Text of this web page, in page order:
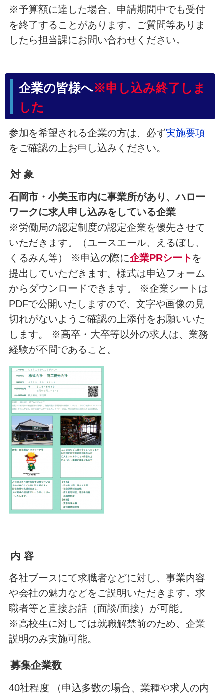
※予算額に達した場合、申請期間中でも受付
を終了することがあります。ご質問等ありま
したら担当課にお問い合わせください。
企業の皆様へ※申し込み終了しま
した
参加を希望される企業の方は、必ず実施要項
をご確認の上お申し込みください。
対 象
石岡市・小美玉市内に事業所があり、ハロー
ワークに求人申し込みをしている企業
※労働局の認定制度の認定企業を優先させて
いただきます。（ユースエール、えるぼし、
くるみん等） ※申込の際に企業PRシート を
提出していただきます。様式は申込フォーム
からダウンロードできます。 ※企業シートは
PDFで公開いたしますので、文字や画像の見
切れがないようご確認の上添付をお願いいた
します。 ※高卒・大卒等以外の求人は、業務
経験が不問であること。
内 容
各社ブースにて求職者などに対し、事業内容
や会社の魅力などをご説明いただきます。求
職者等と直接お話（面談/面接）が可能。
※高校生に対しては就職解禁前のため、企業
説明のみ実施可能。
募集企業数
40社程度 （申込多数の場合、業種や求人の内